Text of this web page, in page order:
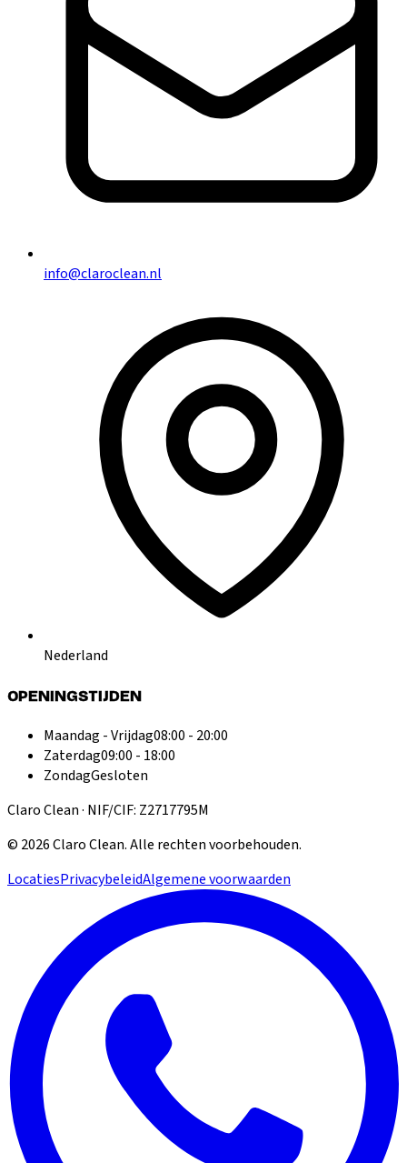
info@claroclean.nl
Nederland
OPENINGSTIJDEN
Maandag - Vrijdag08:00 - 20:00
Zaterdag09:00 - 18:00
ZondagGesloten
Claro Clean · NIF/CIF: Z2717795M
© 2026Claro Clean.Alle rechten voorbehouden.
LocatiesPrivacybeleidAlgemene voorwaarden